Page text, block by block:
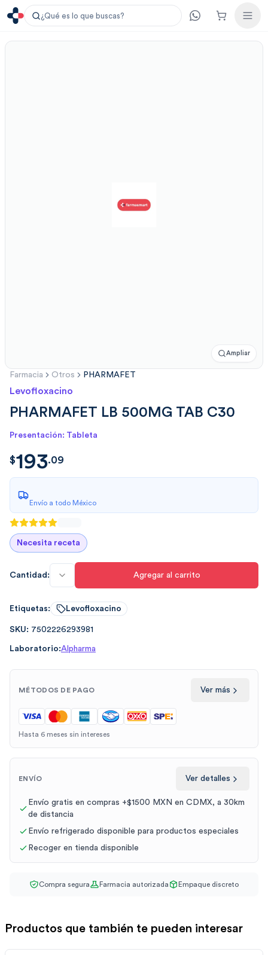
¿Qué es lo que buscas?
Ampliar
Farmacia Otros PHARMAFET
Levofloxacino
PHARMAFET LB 500MG TAB C30
Presentación: Tableta
$193.0950
$193.09
Envío a todo México
Necesita receta
Cantidad: Agregar al carrito
Etiquetas: Levofloxacino
SKU: 7502226293981
Laboratorio:Alpharma
MÉTODOS DE PAGO Ver más
Hasta 6 meses sin intereses
ENVÍO Ver detalles
Envío gratis en compras +$1500 MXN en CDMX, a 30km
de distancia
Envío refrigerado disponible para productos especiales
Recoger en tienda disponible
Compra segura Farmacia autorizada Empaque discreto
Productos que también te pueden interesar